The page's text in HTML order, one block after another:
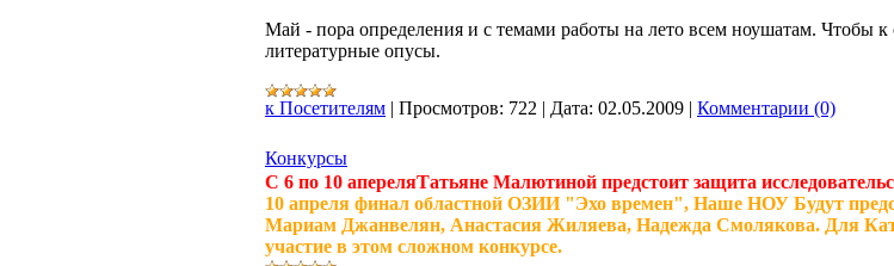
Май - пора определения и с темами работы на лето всем ноушатам. Чтобы к
литературные опусы.
к Посетителям | Просмотров: 722 | Дата: 02.05.2009 | Комментарии (0)
Конкурсы
С 6 по 10 апереляТатьяне Малютиной предстоит защита
10 апреля финал областной ОЗИИ "Эхо времен", Наше НОУ Будут
Мариам Джанвелян, Анастасия Жиляева, Надежда Смолякова. Для
участие в этом сложном конкурсе.